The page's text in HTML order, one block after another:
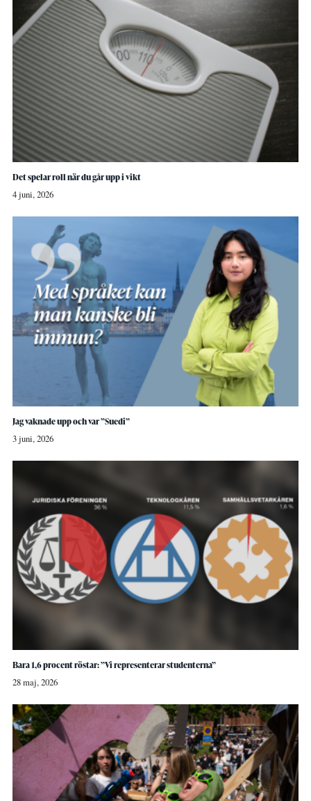
Det spelar roll när du går upp i vikt
4 juni, 2026
Jag vaknade upp och var ”Suedi”
3 juni, 2026
Bara 1,6 procent röstar: ”Vi representerar studenterna”
28 maj, 2026